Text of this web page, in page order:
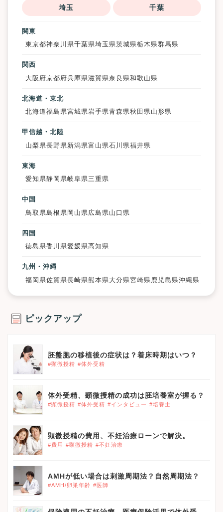
埼玉 千葉
関東
東京都神奈川県千葉県埼玉県茨城県栃木県群馬県
関西
大阪府京都府兵庫県滋賀県奈良県和歌山県
北海道・東北
北海道福島県宮城県岩手県青森県秋田県山形県
甲信越・北陸
山梨県長野県 新潟県富山県石川県福井県
東海
愛知県静岡県岐阜県三重県
中国
鳥取県島根県 岡山県 広島県 山口県
四国
徳島県香川県愛媛県高知県
九州・沖縄
福岡県佐賀県長崎県 熊本県 大分県宮崎県 鹿児島県沖縄県
ピックアップ
胚盤胞の移植後の症状は？着床時期はいつ？
#顕微授精 #体外受精
体外受精、顕微授精の成功は胚培養室が握る？
#顕微授精 #体外受精 #インタビュー #培養士
顕微授精の費用、不妊治療ローンで解決。
#費用 #顕微授精 #不妊治療
AMHが低い場合は刺激周期法？自然周期法？
#AMH/卵巣年齢 #医師